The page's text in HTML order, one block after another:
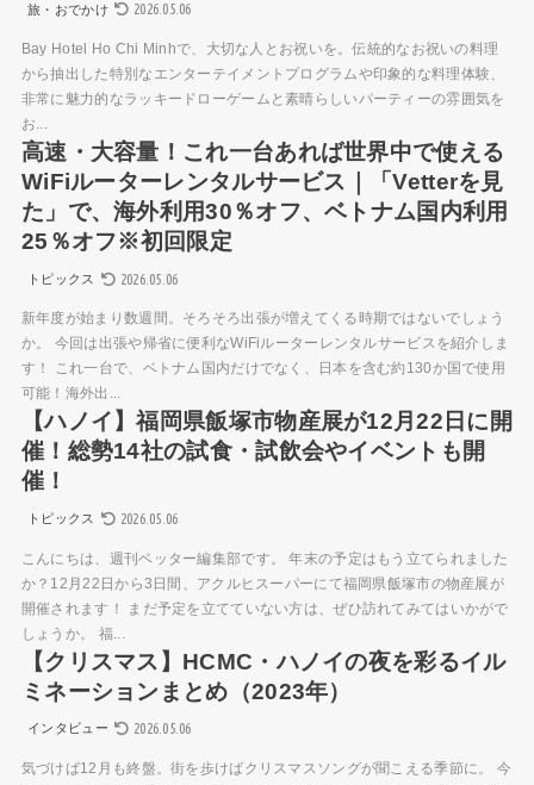
旅・おでかけ 2026.05.06
Bay Hotel Ho Chi Minhで、大切な人とお祝いを。伝統的なお祝いの料理
から抽出した特別なエンターテイメントプログラムや印象的な料理体験、
非常に魅力的なラッキードローゲームと素晴らしいパーティーの雰囲気を
お...
高速・大容量！これ一台あれば世界中で使える
WiFiルーターレンタルサービス｜「Vetterを見
た」で、海外利用30％オフ、ベトナム国内利用
25％オフ※初回限定
トピックス 2026.05.06
新年度が始まり数週間。そろそろ出張が増えてくる時期ではないでしょう
か。 今回は出張や帰省に便利なWiFiルーターレンタルサービスを紹介しま
す！ これ一台で、ベトナム国内だけでなく、日本を含む約130か国で使用
可能！海外出...
【ハノイ】福岡県飯塚市物産展が12月22日に開
催！総勢14社の試食・試飲会やイベントも開
催！
トピックス 2026.05.06
こんにちは、週刊ベッター編集部です。 年末の予定はもう立てられました
か？12月22日から3日間、アクルヒスーパーにて福岡県飯塚市の物産展が
開催されます！ まだ予定を立てていない方は、ぜひ訪れてみてはいかがで
しょうか。 福...
【クリスマス】HCMC・ハノイの夜を彩るイル
ミネーションまとめ（2023年）
インタビュー 2026.05.06
気づけば12月も終盤。街を歩けばクリスマスソングが聞こえる季節に。 今